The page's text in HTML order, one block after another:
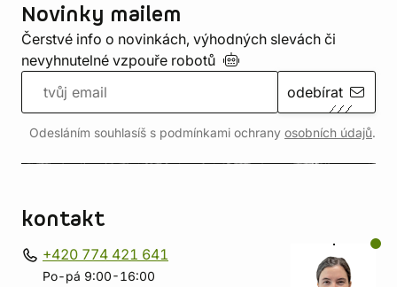
Novinky mailem
Čerstvé info o novinkách, výhodných slevách či
nevyhnutelné vzpouře robotů
odebírat
Odesláním souhlasíš s podmínkami ochrany osobních údajů.
kontakt
+420 774 421 641
Po-pá 9:00-16:00